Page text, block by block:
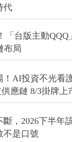
代
「台版主動QQQ
布局
！AI投資不光看
應鏈 8/3掛牌上
，2026下半年
不是口號